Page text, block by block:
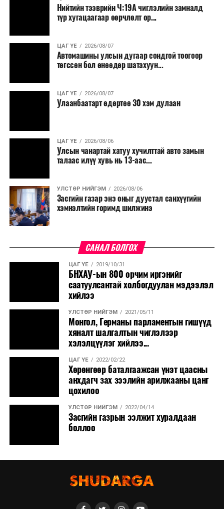
Нийтийн тээврийн Ч:19А чиглэлийн замналд
түр хугацаагаар өөрчлөлт ор...
ЦАГ ҮЕ 2026/08/07
Автомашины улсын дугаар сондгой тоогоор
төгссөн бол өнөөдөр шатахуун...
ЦАГ ҮЕ 2026/08/07
Улаанбаатарт өдөртөө 30 хэм дулаан
ЦАГ ҮЕ 2026/08/06
Улсын чанартай хатуу хучилттай авто замын
талаас илүү хувь нь 13-аас...
УЛСТӨР НИЙГЭМ 2026/08/06
Засгийн газар энэ оныг дуустал санхүүгийн
хэмнэлтийн горимд шилжинэ
САНАЛ БОЛГОХ
ЦАГ ҮЕ 2019/10/31
БНХАУ-ын 800 орчим иргэнийг
саатуулсантай холбогдуулан мэдээлэл
хийлээ
УЛСТӨР НИЙГЭМ 2021/05/11
Монгол, Германы парламентын гишүүд
хяналт шалгалтын чиглэлээр
хэлэлцүүлэг хийлээ...
ЦАГ ҮЕ 2022/02/22
Хөрөнгөөр баталгаажсан үнэт цаасны
анхдагч зах зээлийн арилжааны цанг
цохилоо
УЛСТӨР НИЙГЭМ 2022/04/14
Засгийн газрын ээлжит хуралдаан
боллоо